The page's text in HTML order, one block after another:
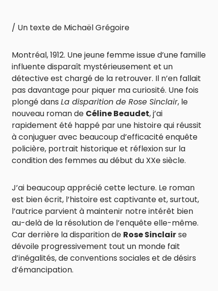
/ Un texte de Michaël Grégoire
Montréal, 1912. Une jeune femme issue d’une famille
influente disparaît mystérieusement et un
détective est chargé de la retrouver. Il n’en fallait
pas davantage pour piquer ma curiosité. Une fois
plongé dans La disparition de Rose Sinclair, le
nouveau roman de Céline Beaudet, j’ai
rapidement été happé par une histoire qui réussit
à conjuguer avec beaucoup d’efficacité enquête
policière, portrait historique et réflexion sur la
condition des femmes au début du XXe siècle.
J’ai beaucoup apprécié cette lecture. Le roman
est bien écrit, l’histoire est captivante et, surtout,
l’autrice parvient à maintenir notre intérêt bien
au-delà de la résolution de l’enquête elle-même.
Car derrière la disparition de Rose Sinclairse
dévoile progressivement tout un monde fait
d’inégalités, de conventions sociales et de désirs
d’émancipation.